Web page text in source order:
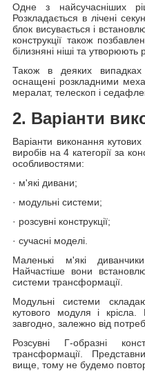
Одне з найсучасніших
Розкладається в лічені
блок висувається і
конструкції також
білизняні ніші та утворюють
Також в деяких
оснащені розкладними
мералат, телескоп і
2. Варіанти
Варіанти виконання
виробів на 4 категорії за
особливостями:
· м'які дивани;
· модульні системи;
· розсувні конструкції;
· сучасні моделі.
Маленькі м'які
Найчастіше вони
системи трансформації.
Модульні системи
кутового модуля і
завгодно, залежно від
Розсувні Г-образні
трансформації.
вище, тому не будемо